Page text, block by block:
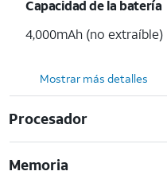
Capacidad de la batería
4,000mAh (no extraíble)
Mostrar más detalles
Procesador
Memoria